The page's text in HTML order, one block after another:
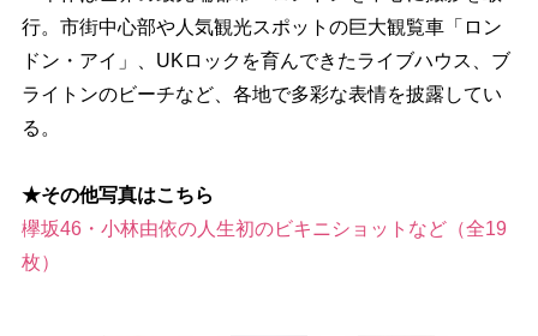
行。市街中心部や人気観光スポットの巨大観覧車「ロン
ドン・アイ」、UKロックを育んできたライブハウス、ブ
ライトンのビーチなど、各地で多彩な表情を披露してい
る。
★その他写真はこちら
欅坂46・小林由依の人生初のビキニショットなど（全19
枚）